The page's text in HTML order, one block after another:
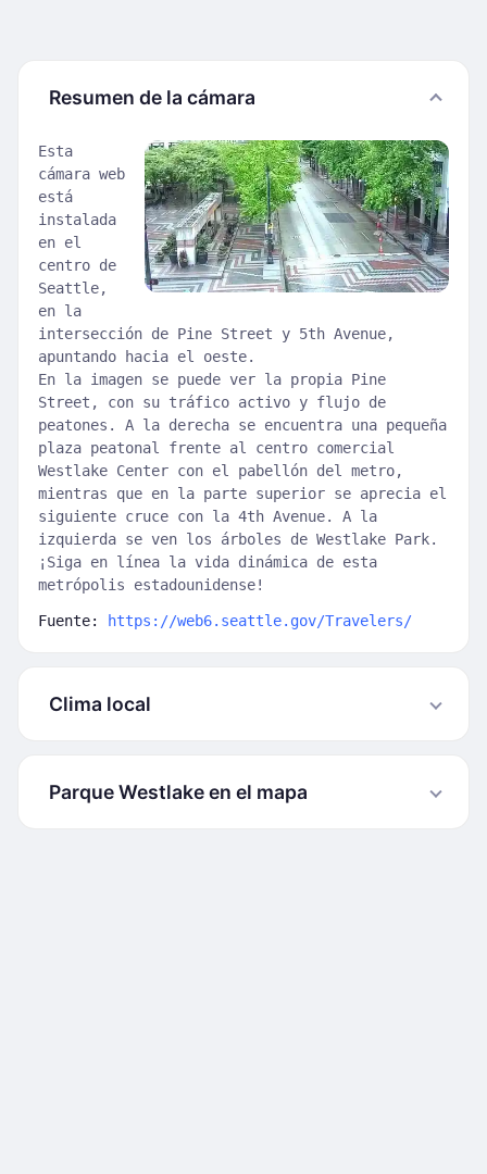
Resumen de la cámara
Esta
cámara web
está
instalada
en el
centro de
Seattle,
en la
intersección de Pine Street y 5th Avenue,
apuntando hacia el oeste.
En la imagen se puede ver la propia Pine
Street, con su tráfico activo y flujo de
peatones. A la derecha se encuentra una pequeña
plaza peatonal frente al centro comercial
Westlake Center con el pabellón del metro,
mientras que en la parte superior se aprecia el
siguiente cruce con la 4th Avenue. A la
izquierda se ven los árboles de Westlake Park.
¡Siga en línea la vida dinámica de esta
metrópolis estadounidense!
Fuente: https://web6.seattle.gov/Travelers/
Clima local
Parque Westlake en el mapa